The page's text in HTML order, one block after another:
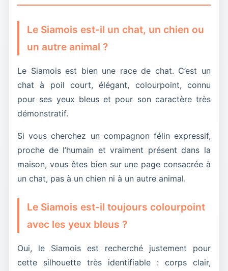
contact, s’il a besoin d’un temps d’adaptation ou
juger sérieusement.
une famille ou s’il a besoin d’un temps
d’adaptation avant de se révéler vraiment.
Le Siamois est-il un chat, un chien ou
un autre animal ?
Le Siamois est bien une race de chat. C’est un
chat à poil court, élégant, colourpoint, connu
pour ses yeux bleus et pour son caractère très
démonstratif.
Si vous cherchez un compagnon félin expressif,
proche de l’humain et vraiment présent dans la
maison, vous êtes bien sur une page consacrée à
un chat, pas à un chien ni à un autre animal.
Le Siamois est-il toujours colourpoint
avec les yeux bleus ?
Oui, le Siamois est recherché justement pour
cette silhouette très identifiable : corps clair,